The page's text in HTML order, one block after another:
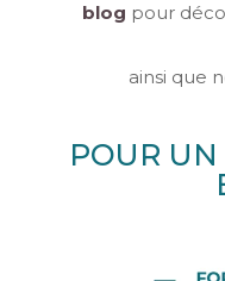
blog pour
ainsi que
POUR UN